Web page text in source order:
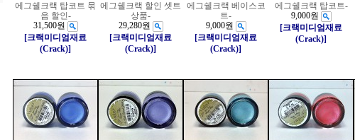
에그쉘크랙 탑코트 묶
음 할인-
31,500원
[크랙미디엄재료
(Crack)]
에그쉘크랙 할인 셋트
상품-
29,280원
[크랙미디엄재료
(Crack)]
에그쉘크랙 베이스코
트-
9,000원
[크랙미디엄재료
(Crack)]
에그쉘크랙 탑코트-
9,000원
[크랙미디엄재료
(Crack)]